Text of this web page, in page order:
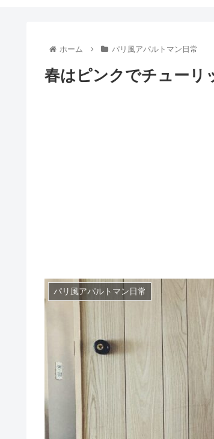
ホーム パリ風アパルトマン日常
春はピンクでチューリ
パリ風アパルトマン日常